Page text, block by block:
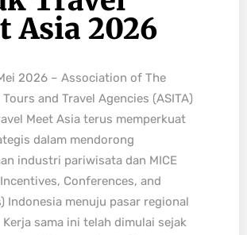
Asia 2026
2026 – Association of The
and Travel Agencies (ASITA)
Meet Asia terus memperkuat
dalam mendorong
industri pariwisata dan MICE
Conferences, and
Indonesia menuju pasar regional
sama ini telah dimulai sejak